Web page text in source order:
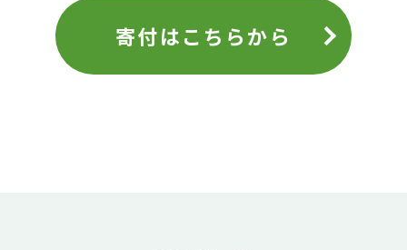
寄付はこちらから